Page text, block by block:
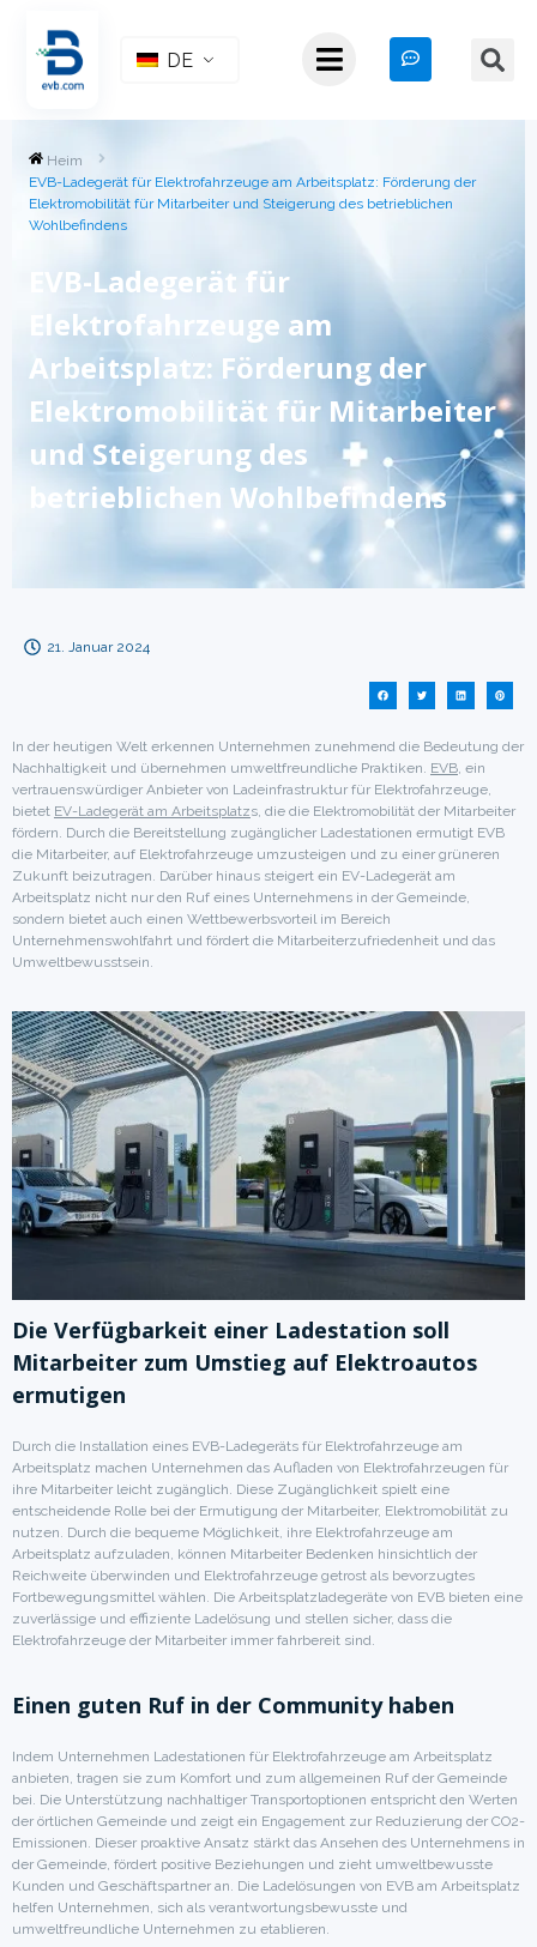
DE
Heim
EVB-Ladegerät für Elektrofahrzeuge am Arbeitsplatz: Förderung der
Elektromobilität für Mitarbeiter und Steigerung des betrieblichen
Wohlbefindens
EVB-Ladegerät für
Elektrofahrzeuge am
Arbeitsplatz: Förderung der
Elektromobilität für Mitarbeiter
und Steigerung des
betrieblichen Wohlbefindens
21. Januar 2024
In der heutigen Welt erkennen Unternehmen zunehmend die Bedeutung der
Nachhaltigkeit und übernehmen umweltfreundliche Praktiken. EVB , ein
vertrauenswürdiger Anbieter von Ladeinfrastruktur für Elektrofahrzeuge,
bietet EV-Ladegerät am Arbeitsplatzs, die die Elektromobilität der Mitarbeiter
fördern. Durch die Bereitstellung zugänglicher Ladestationen ermutigt EVB
die Mitarbeiter, auf Elektrofahrzeuge umzusteigen und zu einer grüneren
Zukunft beizutragen. Darüber hinaus steigert ein EV-Ladegerät am
Arbeitsplatz nicht nur den Ruf eines Unternehmens in der Gemeinde,
sondern bietet auch einen Wettbewerbsvorteil im Bereich
Unternehmenswohlfahrt und fördert die Mitarbeiterzufriedenheit und das
Umweltbewusstsein.
Die Verfügbarkeit einer Ladestation soll
Mitarbeiter zum Umstieg auf Elektroautos
ermutigen
Durch die Installation eines EVB-Ladegeräts für Elektrofahrzeuge am
Arbeitsplatz machen Unternehmen das Aufladen von Elektrofahrzeugen für
ihre Mitarbeiter leicht zugänglich. Diese Zugänglichkeit spielt eine
entscheidende Rolle bei der Ermutigung der Mitarbeiter, Elektromobilität zu
nutzen. Durch die bequeme Möglichkeit, ihre Elektrofahrzeuge am
Arbeitsplatz aufzuladen, können Mitarbeiter Bedenken hinsichtlich der
Reichweite überwinden und Elektrofahrzeuge getrost als bevorzugtes
Fortbewegungsmittel wählen. Die Arbeitsplatzladegeräte von EVB bieten eine
zuverlässige und effiziente Ladelösung und stellen sicher, dass die
Elektrofahrzeuge der Mitarbeiter immer fahrbereit sind.
Einen guten Ruf in der Community haben
Indem Unternehmen Ladestationen für Elektrofahrzeuge am Arbeitsplatz
anbieten, tragen sie zum Komfort und zum allgemeinen Ruf der Gemeinde
bei. Die Unterstützung nachhaltiger Transportoptionen entspricht den Werten
der örtlichen Gemeinde und zeigt ein Engagement zur Reduzierung der CO2-
Emissionen. Dieser proaktive Ansatz stärkt das Ansehen des Unternehmens in
der Gemeinde, fördert positive Beziehungen und zieht umweltbewusste
Kunden und Geschäftspartner an. Die Ladelösungen von EVB am Arbeitsplatz
helfen Unternehmen, sich als verantwortungsbewusste und
umweltfreundliche Unternehmen zu etablieren.